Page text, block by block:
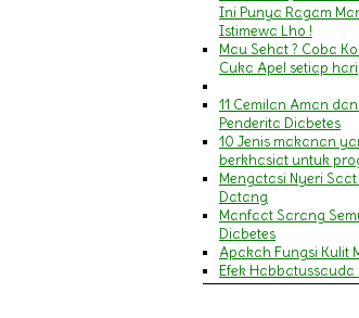
Ini Punya Ragam
Istimewa Lho !
Mau Sehat ? Coba
Cuka Apel setiap hari
11 Cemilan Aman
Penderita Diabetes
10 Jenis makanan
berkhasiat untuk
Mengatasi Nyeri
Datang
Manfaat Sarang
Diabetes
Apakah Fungsi Kulit
Efek Habbatussauda
Amandel